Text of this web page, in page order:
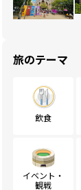
旅のテーマ
飲食
イベント・
観戦